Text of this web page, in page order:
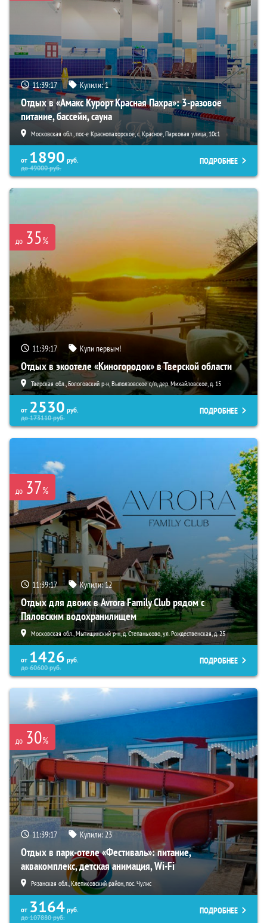
11:39:15 Купили:1
Отдых в «Амакс Курорт ‎Красная Пахра»: 3-разовое
питание, бассейн, сауна
Московская обл., пос-е Краснопахорское, с. Красное, Парковая улица, 10с1
от 1890 руб.
до49000руб.
ПОДРОБНЕЕ
до 35%
11:39:15 Купи первым!
Отдых в экоотеле «Киногородок» в Тверской области
Тверская обл., Бологовский р-н, Выползовское с/п, дер. Михайловское, д. 15
от 2530 руб.
до173110руб.
ПОДРОБНЕЕ
до 37%
11:39:15 Купили:12
Отдых для двоих в Avrora Family Club рядом с
Пяловским водохранилищем
Московская обл., Мытищинский р-н, д. Степаньково, ул. Рождественская, д. 25
от 1426 руб.
до60600руб.
ПОДРОБНЕЕ
до 30%
11:39:15 Купили:23
Отдых в парк-отеле «Фестиваль»: питание,
аквакомплекс, детская анимация, Wi-Fi
Рязанская обл., Клепиковский район, пос. Чулис
от 3164 руб.
до107880руб.
ПОДРОБНЕЕ